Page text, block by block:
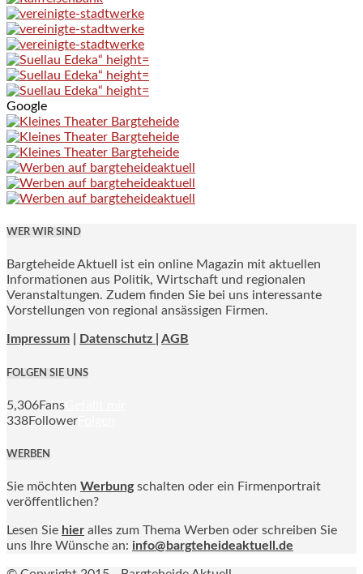
Google
WER WIR SIND
Bargteheide Aktuell ist ein online Magazin mit aktuellen
Informationen aus Politik, Wirtschaft und regionalen
Veranstaltungen. Zudem finden Sie bei uns interessante
Vorstellungen von regional ansässigen Firmen.
Impressum Datenschutz | AGB
FOLGEN SIE UNS
5,306Fans
338Follower
WERBEN
Sie möchten Werbung schalten oder ein Firmenportrait
veröffentlichen?
Lesen Sie hier alles zum Thema Werben oder schreiben Sie
uns Ihre Wünsche an: info@bargteheideaktuell.de